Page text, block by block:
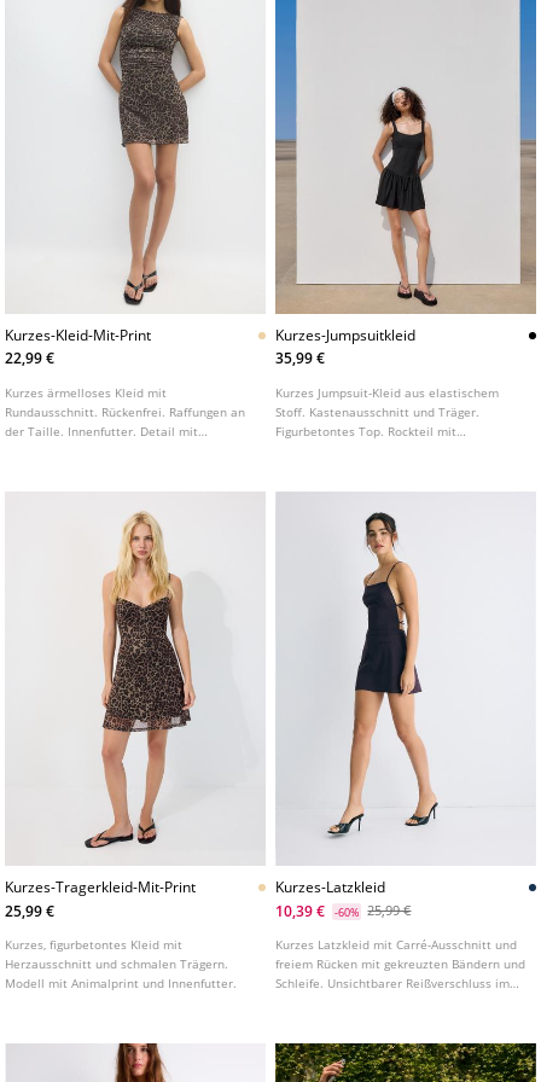
Kurzes-Kleid-Mit-Print
22,99 €
Kurzes ärmelloses Kleid mit
Rundausschnitt. Rückenfrei. Raffungen an
der Taille. Innenfutter. Detail mit
Kurzes-Jumpsuitkleid
35,99 €
Kurzes Jumpsuit-Kleid aus elastischem
Stoff. Kastenausschnitt und Träger.
Figurbetontes Top. Rockteil mit
Kurzes-Tragerkleid-Mit-Print
25,99 €
Kurzes, figurbetontes Kleid mit
Herzausschnitt und schmalen Trägern.
Modell mit Animalprint und Innenfutter.
Kurzes-Latzkleid
10,39 €
-60% 25,99 €
Kurzes Latzkleid mit Carré-Ausschnitt und
freiem Rücken mit gekreuzten Bändern und
Schleife. Unsichtbarer Reißverschluss im